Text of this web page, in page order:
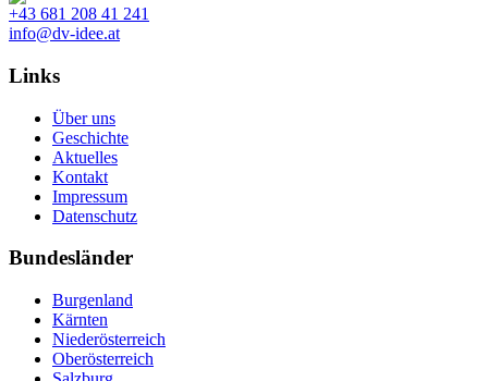
+43 681 208 41 241
info@dv-idee.at
Links
Über uns
Geschichte
Aktuelles
Kontakt
Impressum
Datenschutz
Bundesländer
Burgenland
Kärnten
Niederösterreich
Oberösterreich